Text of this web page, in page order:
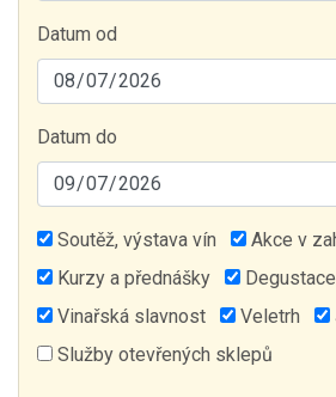
Datum od
Datum do
Soutěž, výstava vín
Akce v
Kurzy a přednášky
Vinařská slavnost
Veletrh
Služby otevřených sklepů